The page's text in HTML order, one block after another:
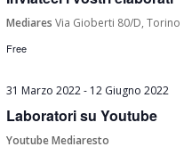
MediaresVia Gioberti 80/D, Torino
Free
31 Marzo 2022- 12 Giugno 2022
Laboratori su Youtube
Youtube Mediaresto